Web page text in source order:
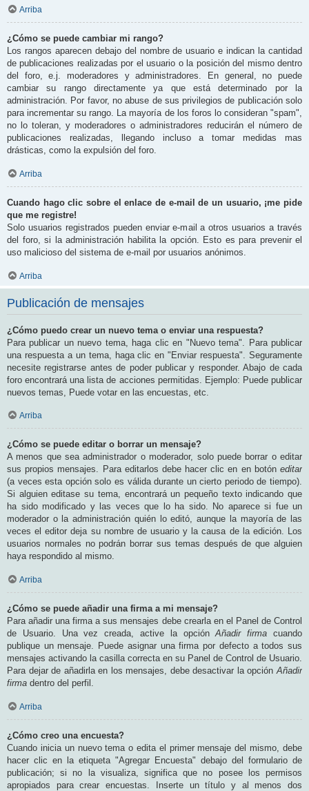
Arriba
¿Cómo se puede cambiar mi rango?
Los rangos aparecen debajo del nombre de usuario e indican la cantidad
de publicaciones realizadas por el usuario o la posición del mismo dentro
del foro, e.j. moderadores y administradores. En general, no puede
cambiar su rango directamente ya que está determinado por la
administración. Por favor, no abuse de sus privilegios de publicación solo
para incrementar su rango. La mayoría de los foros lo consideran "spam",
no lo toleran, y moderadores o administradores reducirán el número de
publicaciones realizadas, llegando incluso a tomar medidas mas
drásticas, como la expulsión del foro.
Arriba
Cuando hago clic sobre el enlace de e-mail de un usuario, ¡me pide
que me registre!
Solo usuarios registrados pueden enviar e-mail a otros usuarios a través
del foro, si la administración habilita la opción. Esto es para prevenir el
uso malicioso del sistema de e-mail por usuarios anónimos.
Arriba
Publicación de mensajes
¿Cómo puedo crear un nuevo tema o enviar una respuesta?
Para publicar un nuevo tema, haga clic en "Nuevo tema". Para publicar
una respuesta a un tema, haga clic en "Enviar respuesta". Seguramente
necesite registrarse antes de poder publicar y responder. Abajo de cada
foro encontrará una lista de acciones permitidas. Ejemplo: Puede publicar
nuevos temas, Puede votar en las encuestas, etc.
Arriba
¿Cómo se puede editar o borrar un mensaje?
A menos que sea administrador o moderador, solo puede borrar o editar
sus propios mensajes. Para editarlos debe hacer clic en en botón editar
(a veces esta opción solo es válida durante un cierto periodo de tiempo).
Si alguien editase su tema, encontrará un pequeño texto indicando que
ha sido modificado y las veces que lo ha sido. No aparece si fue un
moderador o la administración quién lo editó, aunque la mayoría de las
veces el editor deja su nombre de usuario y la causa de la edición. Los
usuarios normales no podrán borrar sus temas después de que alguien
haya respondido al mismo.
Arriba
¿Cómo se puede añadir una firma a mi mensaje?
Para añadir una firma a sus mensajes debe crearla en el Panel de Control
de Usuario. Una vez creada, active la opciónAñadir firma cuando
publique un mensaje. Puede asignar una firma por defecto a todos sus
mensajes activando la casilla correcta en su Panel de Control de Usuario.
Para dejar de añadirla en los mensajes, debe desactivar la opciónAñadir
firma dentro del perfil.
Arriba
¿Cómo creo una encuesta?
Cuando inicia un nuevo tema o edita el primer mensaje del mismo, debe
hacer clic en la etiqueta "Agregar Encuesta" debajo del formulario de
publicación; si no la visualiza, significa que no posee los permisos
apropiados para crear encuestas. Inserte un título y al menos dos